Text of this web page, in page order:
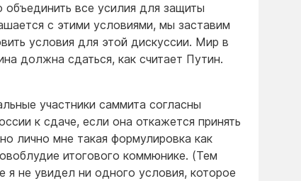
все усилия для защиты
с этими условиями, мы заставим
условия для этой дискуссии. Мир в
должна сдаться, как считает Путин.
участники саммита согласны
к сдаче, если она откажется принять
лично мне такая формулировка как
итогового коммюнике. (Тем
я не увидел ни одного условия, которое